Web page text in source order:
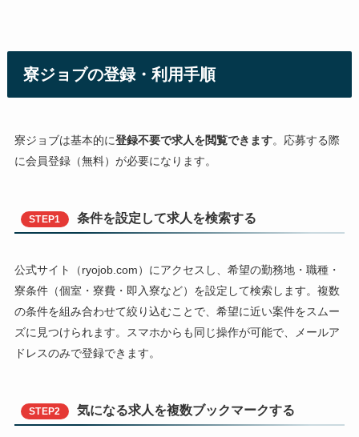
寮ジョブの登録・利用手順
寮ジョブは基本的に登録不要で求人を閲覧できます。応募する際
に会員登録（無料）が必要になります。
STEP1 条件を設定して求人を検索する
公式サイト（ryojob.com）にアクセスし、希望の勤務地・職種・
寮条件（個室・寮費・即入寮など）を設定して検索します。複数
の条件を組み合わせて絞り込むことで、希望に近い案件をスムー
ズに見つけられます。スマホからも同じ操作が可能で、メールア
ドレスのみで登録できます。
STEP2 気になる求人を複数ブックマークする